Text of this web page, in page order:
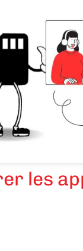
les